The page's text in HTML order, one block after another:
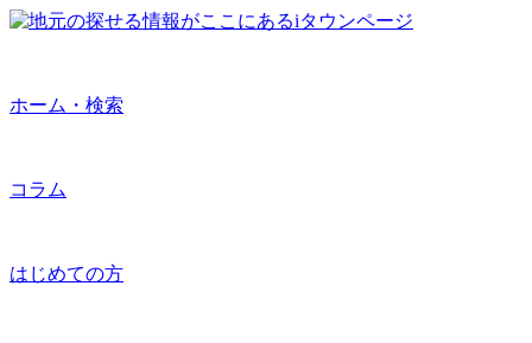
ホーム・検索
コラム
はじめての方